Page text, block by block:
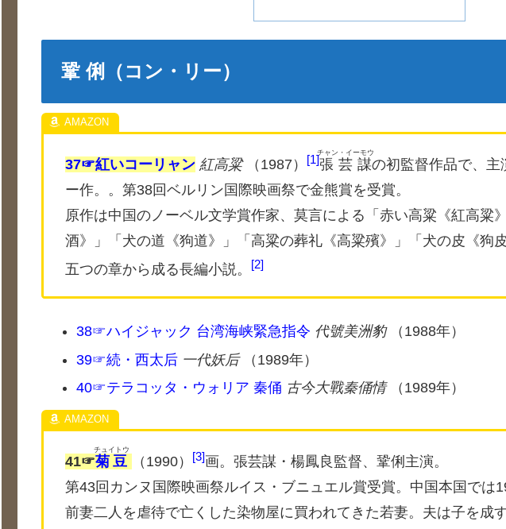
鞏 俐（コン・リー）
37☞紅いコーリャン 紅高粱（1987） 1 張芸謀
チャン・イーモウ
の初監督作品で、主
ー作。。第38回ベルリン国際映画祭で金熊賞を受賞。
原作は中国のノーベル文学賞作家、莫言による「赤い高粱《紅高粱
酒》」「犬の道《狗道》」「高粱の葬礼《高粱殯》」「犬の皮《狗
五つの章から成る長編小説。
2
38☞ハイジャック 台湾海峡緊急指令 代號美洲豹（1988年）
39☞続・西太后 一代妖后（1989年）
40☞テラコッタ・ウォリア 秦俑 古今大戰秦俑情（1989年）
41☞菊豆
チュイトウ
（1990） 3 画。張芸謀・楊鳳良監督、鞏俐主演。
第43回カンヌ国際映画祭ルイス・ブニュエル賞受賞。中国本国では
前妻二人を虐待で亡くした染物屋に買われてきた若妻。夫は子を成